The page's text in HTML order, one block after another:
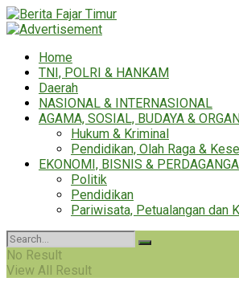
Home
TNI, POLRI & HANKAM
Daerah
NASIONAL & INTERNASIONAL
AGAMA, SOSIAL, BUDAYA &
Hukum & Kriminal
Pendidikan, Olah Raga &
EKONOMI, BISNIS &
Politik
Pendidikan
Pariwisata, Petualangan dan
No Result
View All Result